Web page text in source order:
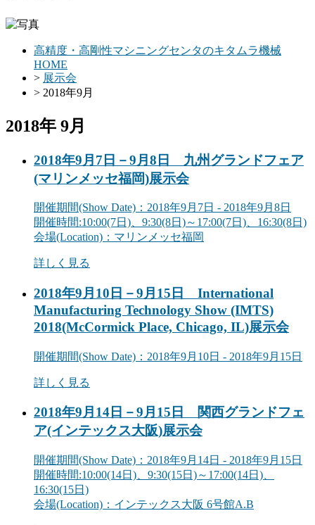
高精度・高剛性マシニングセンタのキタムラ機械
HOME
> 展示会
> 2018年9月
2018年 9月
2018年9月7日－9月8日 九州グランドフェア
(マリンメッセ福岡)展示会
開催期間(Show Date) ：2018年9月7日 - 2018年9月8日
開催時間:10:00(7日)、9:30(8日)～17:00(7日)、16:30(8日)
会場(Location) ：マリンメッセ福岡
詳しく見る
2018年9月10日－9月15日 International
Manufacturing Technology Show (IMTS)
2018(McCormick Place, Chicago, IL)展示会
開催期間(Show Date) ：2018年9月10日 - 2018年9月15日
詳しく見る
2018年9月14日－9月15日 関西グランドフェ
ア(インテックス大阪)展示会
開催期間(Show Date) ：2018年9月14日 - 2018年9月15日
開催時間:10:00(14日)、9:30(15日)～17:00(14日)、
16:30(15日)
会場(Location) ：インテックス大阪 6号館A.B